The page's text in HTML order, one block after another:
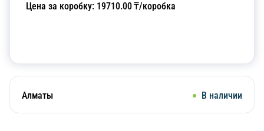
Цена за коробку: 19710.00₸/коробка
Алматы В наличии